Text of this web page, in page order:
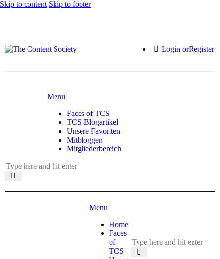
Skip to content Skip to footer
Login orRegister
Menu
Faces of TCS
TCS-Blogartikel
Unsere Favoriten
Mitbloggen
Mitgliederbereich
Menu
Home
Faces
of
TCS